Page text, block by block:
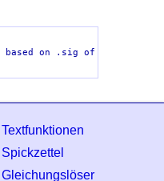
based on .sig of
Textfunktionen
Spickzettel
Gleichungslöser